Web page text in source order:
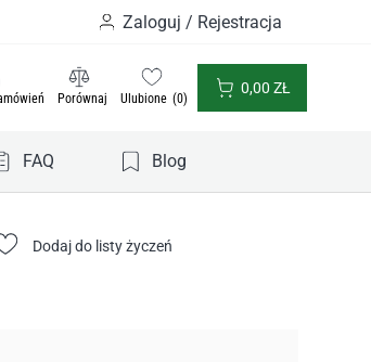
Zaloguj / Rejestracja
Porównaj Ulubione 0
0,00 ZŁ
FAQ Blog
Dodaj do listy życzeń